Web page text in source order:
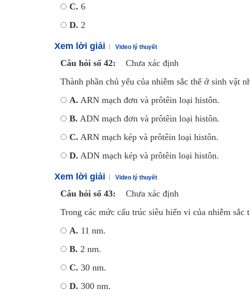
C. 6
D. 2
Xem lời giải Video lý thuyết
Câu hỏi số 42:
Chưa xác định
Thành phần chủ yếu của nhiễm sắc thể ở sinh vật
A. ARN mạch đơn và prôtêin loại histôn.
B. ADN mạch đơn và prôtêin loại histôn.
C. ARN mạch kép và prôtêin loại histôn.
D. ADN mạch kép và prôtêin loại histôn.
Xem lời giải Video lý thuyết
Câu hỏi số 43:
Chưa xác định
Trong các mức cấu trúc siêu hiển vi của nhiễm
A. 11 nm.
B. 2 nm.
C. 30 nm.
D. 300 nm.